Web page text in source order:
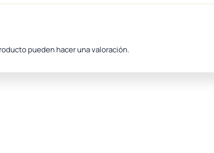
pueden hacer una valoración.